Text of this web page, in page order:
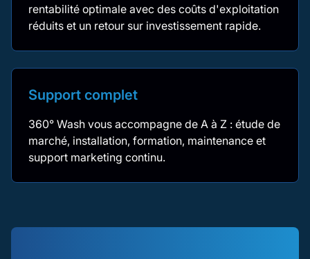
rentabilité optimale avec des coûts d'exploitation
réduits et un retour sur investissement rapide.
Support complet
360° Wash vous accompagne de A à Z : étude de
marché, installation, formation, maintenance et
support marketing continu.